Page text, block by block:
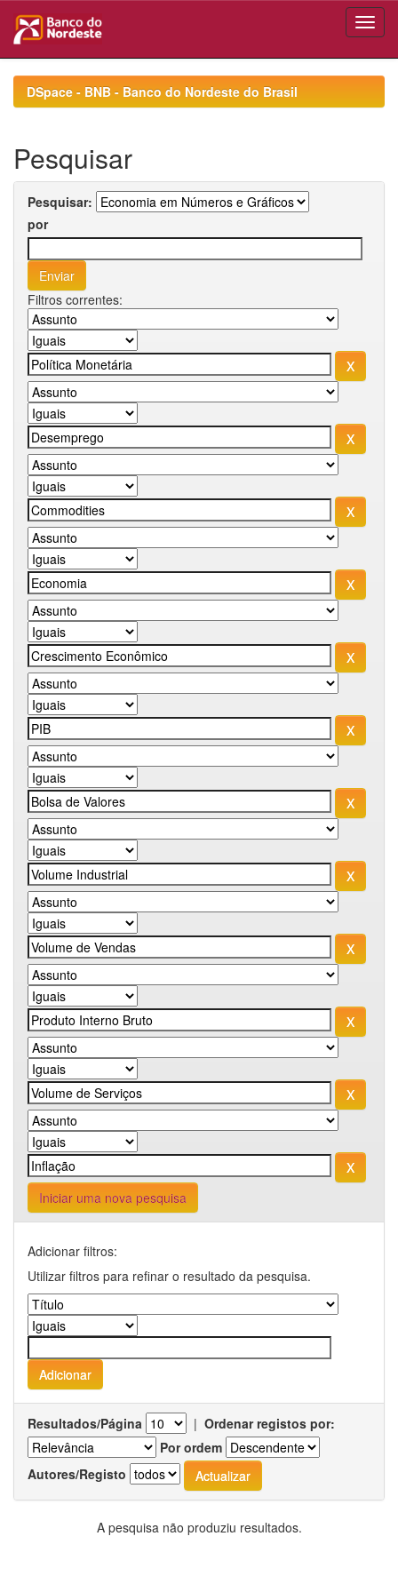
navigationDSpace - BNB - Banco do Nordeste do Brasil
Pesquisar
Pesquisar:
por
Filtros correntes:
Iniciar uma nova pesquisa
Adicionar filtros:
Utilizar filtros para refinar o resultado da pesquisa.
Resultados/Página | Ordenar registos por:
Por ordem
Autores/Registo
A pesquisa não produziu resultados.